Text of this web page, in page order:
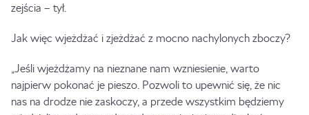
zejścia – tył.
Jak więc wjeżdżać i zjeżdżać z mocno nachylonych zboczy?
„Jeśli wjeżdżamy na nieznane nam wzniesienie, warto
najpierw pokonać je pieszo. Pozwoli to upewnić się, że nic
nas na drodze nie zaskoczy, a przede wszystkim będziemy